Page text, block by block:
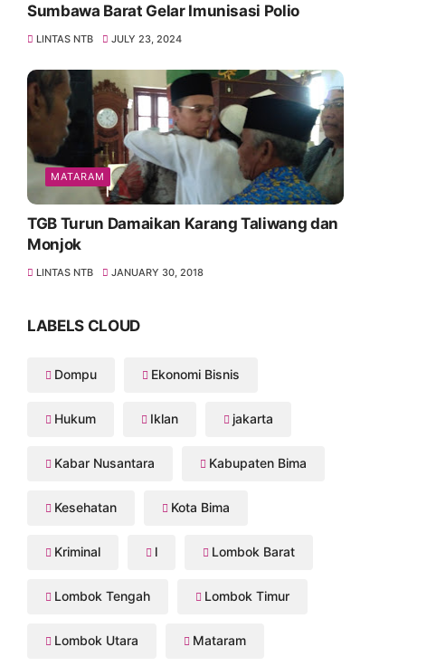
Sumbawa Barat Gelar Imunisasi Polio
LINTAS NTB JULY 23, 2024
MATARAM
TGB Turun Damaikan Karang Taliwang dan
Monjok
LINTAS NTB JANUARY 30, 2018
LABELS CLOUD
Dompu Ekonomi Bisnis
Hukum Iklan jakarta
Kabar Nusantara Kabupaten Bima
Kesehatan Kota Bima
Kriminal l Lombok Barat
Lombok Tengah Lombok Timur
Lombok Utara Mataram